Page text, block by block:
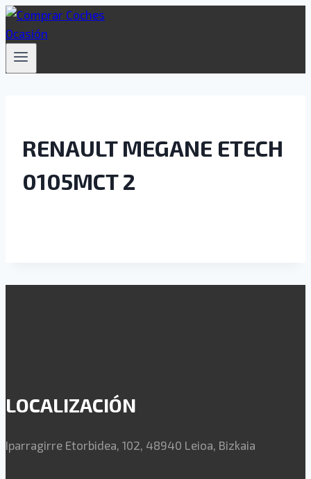
Saltar
al
contenido
RENAULT MEGANE ETECH
0105MCT 2
LOCALIZACIÓN
Iparragirre Etorbidea, 102, 48940 Leioa, Bizkaia